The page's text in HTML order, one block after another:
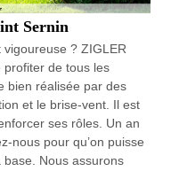
Sernin
? ZIGLER
profiter de tous les
bien réalisée par des
et le brise-vent. Il est
ses rôles. Un an
nous pour qu’on puisse
base. Nous assurons